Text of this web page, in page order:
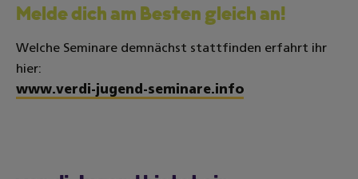
Melde dich am Besten gleich an!
Welche Seminare demnächst stattfinden erfahrt ihr
hier:
www.verdi-jugend-seminare.info